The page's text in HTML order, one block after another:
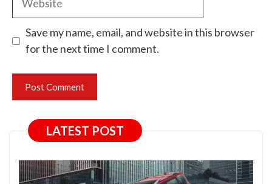
Save my name, email, and website in this browser
for the next time I comment.
LATEST POST